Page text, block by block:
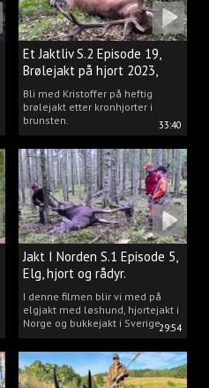
33:40
Et Jaktliv S.2 Episode 19,
Brølejakt på hjort 2023,
del.1
Bli med Kristoffer på heftig
brølejakt etter kronhjorter i
brunsten.
29:54
Jakt I Norden S.1 Episode 5,
Elg, hjort og rådyr.
I denne filmen blir vi med på
elgjakt med løshund, hjortejakt i
Norge og bukkejakt i Sverige.